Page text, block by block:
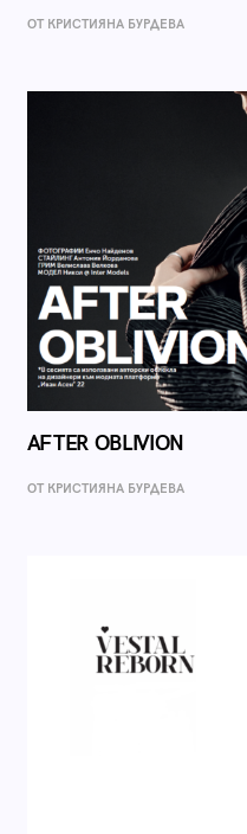
ОТ КРИСТИЯНА БУРДЕВА
AFTER OBLIVION
ОТ КРИСТИЯНА БУРДЕВА